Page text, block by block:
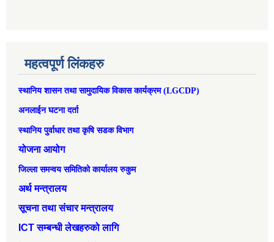
महत्वपूर्ण लिंकहरु
स्थानिय शासन तथा सामुदायिक विकास कार्यक्रम (LGCDP)
अनलाईन घटना दर्ता
स्थानिय पुर्वाधार तथा कृषि सडक विभाग
योजना आयोग
जिल्ला समन्वय समितिको कार्यालय रुकुम
अर्थ मन्त्रालय
सूचना तथा संचार मन्त्रालय
ICT सम्बन्धी लेखहरुको लागि